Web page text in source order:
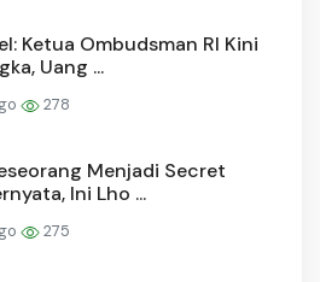
Ketua Ombudsman RI Kini
Uang ...
278
Menjadi Secret
Ini Lho ...
275